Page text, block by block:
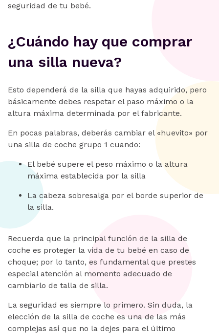
seguridad de tu bebé.
¿Cuándo hay que comprar
una silla nueva?
Esto dependerá de la silla que hayas adquirido, pero
básicamente debes respetar el paso máximo o la
altura máxima determinada por el fabricante.
En pocas palabras, deberás cambiar el «huevito» por
una silla de coche grupo 1 cuando:
El bebé supere el peso máximo o la altura
máxima establecida por la silla
La cabeza sobresalga por el borde superior de
la silla.
Recuerda que la principal función de la silla de
coche es proteger la vida de tu bebé en caso de
choque; por lo tanto, es fundamental que prestes
especial atención al momento adecuado de
cambiarlo de talla de silla.
La seguridad es siempre lo primero. Sin duda, la
elección de la silla de coche es una de las más
complejas así que no la dejes para el último